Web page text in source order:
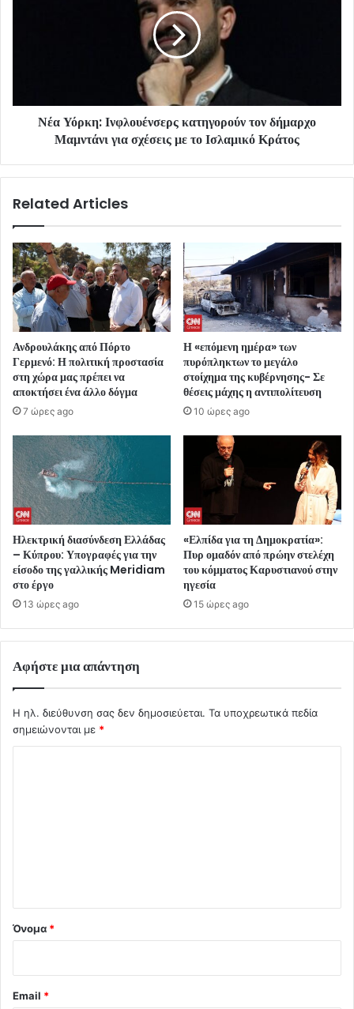
Νέα Υόρκη: Ινφλουένσερς κατηγορούν τον δήμαρχο
Μαμντάνι για σχέσεις με το Ισλαμικό Κράτος
Related Articles
Ανδρουλάκης από Πόρτο
Γερμενό: Η πολιτική προστασία
στη χώρα μας πρέπει να
αποκτήσει ένα άλλο δόγμα
7 ώρες ago
Η «επόμενη ημέρα» των
πυρόπληκτων το μεγάλο
στοίχημα της κυβέρνησης- Σε
θέσεις μάχης η αντιπολίτευση
10 ώρες ago
Ηλεκτρική διασύνδεση Ελλάδας
– Κύπρου: Υπογραφές για την
είσοδο της γαλλικής Meridiam
στο έργο
13 ώρες ago
«Ελπίδα για τη Δημοκρατία»:
Πυρ ομαδόν από πρώην στελέχη
του κόμματος Καρυστιανού στην
ηγεσία
15 ώρες ago
Αφήστε μια απάντηση
Η ηλ. διεύθυνση σας δεν δημοσιεύεται. Τα υποχρεωτικά πεδία
σημειώνονται με *
Όνομα *
Email *